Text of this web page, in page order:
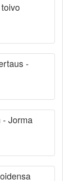
-
- Jorma